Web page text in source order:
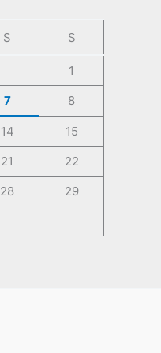
S S
1
7 8
14
15
21
22
28
29